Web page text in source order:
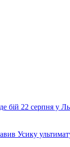
бій 22 серпня у
Усику